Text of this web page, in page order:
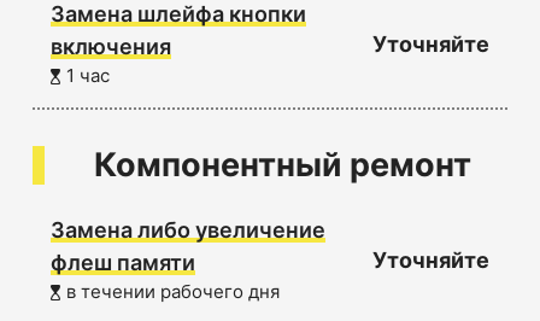
Замена шлейфа кнопки
включения
1 час
Уточняйте
Компонентный ремонт
Замена либо увеличение
флеш памяти
в течении рабочего дня
Уточняйте